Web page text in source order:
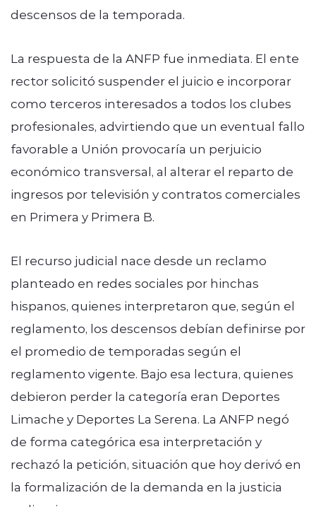
descensos de la temporada.
La respuesta de la ANFP fue inmediata. El ente
rector solicitó suspender el juicio e incorporar
como terceros interesados a todos los clubes
profesionales, advirtiendo que un eventual fallo
favorable a Unión provocaría un perjuicio
económico transversal, al alterar el reparto de
ingresos por televisión y contratos comerciales
en Primera y Primera B.
El recurso judicial nace desde un reclamo
planteado en redes sociales por hinchas
hispanos, quienes interpretaron que, según el
reglamento, los descensos debían definirse por
el promedio de temporadas según el
reglamento vigente. Bajo esa lectura, quienes
debieron perder la categoría eran Deportes
Limache y Deportes La Serena. La ANFP negó
de forma categórica esa interpretación y
rechazó la petición, situación que hoy derivó en
la formalización de la demanda en la justicia